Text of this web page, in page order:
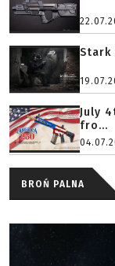
Stark
July
fro...
BROŃ PALNA